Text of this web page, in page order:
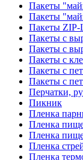
Пакеты
Пакеты
Пакеты ZIP-
Пакеты с
Пакеты с
Пакеты с
Пакеты с
Пакеты с
Перчатки,
Пикник
Пленка
Пленка
Пленка
Пленка
Пленка